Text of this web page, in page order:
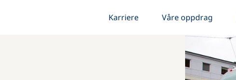
Karriere Våre oppdrag